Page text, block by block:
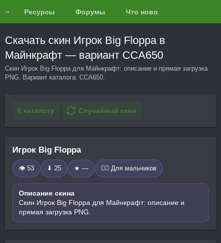
Ресурсы Форумы Что нового?
Скачать скин Игрок Big Floppa в
Майнкрафт — вариант CCA650
Скин Игрок Big Floppa для Майнкрафт: описание и прямая загрузка
PNG. Вариант каталога: CCA650.
К каталогу Случайный скин
Игрок Big Floppa
👁 53 ⬇ 25 ★ — 🧍‍♂️ Для мальчиков
Описание скина
Скин Игрок Big Floppa для Майнкрафт: описание и
прямая загрузка PNG.